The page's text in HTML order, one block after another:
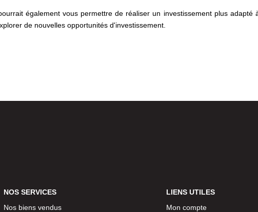
également vous permettre de réaliser un investissement plus
de nouvelles opportunités d'investissement.
NOS SERVICES
Nos biens vendus
LIENS UTILES
Mon compte